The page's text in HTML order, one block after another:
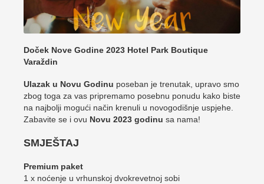
Doček Nove Godine 2023 Hotel Park Boutique
Varaždin
Ulazak u Novu Godinu poseban je trenutak, upravo smo
zbog toga za vas pripremamo posebnu ponudu kako biste
na najbolji mogući način krenuli u novogodišnje uspjehe.
Zabavite se i ovu Novu 2023 godinu sa nama!
SMJEŠTAJ
Premium paket
1 x noćenje u vrhunskoj dvokrevetnoj sobi